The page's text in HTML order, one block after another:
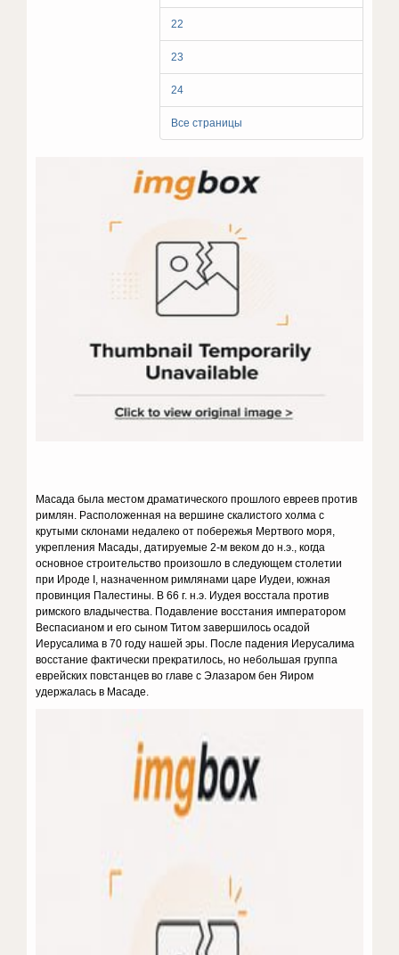
22
23
24
Все страницы
Масада была местом драматического прошлого евреев против
римлян. Расположенная на вершине скалистого холма с
крутыми склонами недалеко от побережья Мертвого моря,
укрепления Масады, датируемые 2-м веком до н.э., когда
основное строительство произошло в следующем столетии
при Ироде I, назначенном римлянами царе Иудеи, южная
провинция Палестины. В 66 г. н.э. Иудея восстала против
римского владычества. Подавление восстания императором
Веспасианом и его сыном Титом завершилось осадой
Иерусалима в 70 году нашей эры. После падения Иерусалима
восстание фактически прекратилось, но небольшая группа
еврейских повстанцев во главе с Элазаром бен Яиром
удержалась в Масаде.